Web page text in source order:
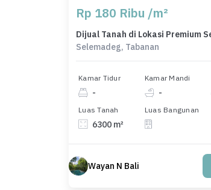
Rp 180 Ribu /m²
Selemadeg, Tabanan
Kamar Tidur
-
Kamar Mandi
-
Luas Tanah
6300 m²
Luas Bangunan
Wayan N Bali